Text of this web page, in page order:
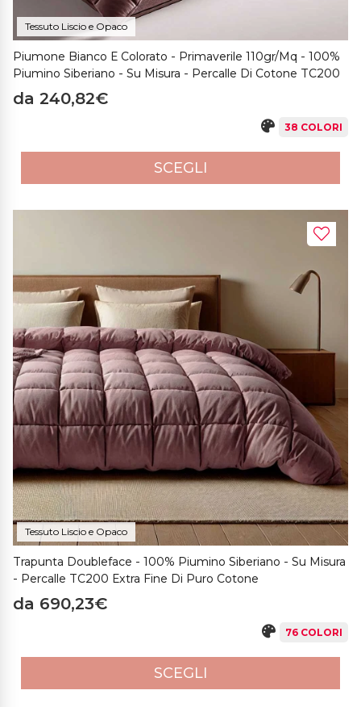
Tessuto Liscio e Opaco
Piumone Bianco E Colorato - Primaverile 110gr/mq - 100%
Piumino Siberiano - Su Misura - Percalle Di Cotone TC200
da 240,82€
38 COLORI
SCEGLI
Tessuto Liscio e Opaco
Trapunta Doubleface - 100% Piumino Siberiano - Su Misura
- Percalle TC200 Extra Fine Di Puro Cotone
da 690,23€
76 COLORI
SCEGLI